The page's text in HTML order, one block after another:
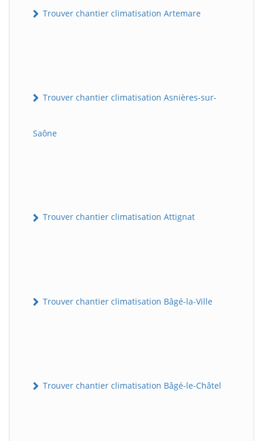
Trouver chantier climatisation Artemare
Trouver chantier climatisation Asnières-sur-
Saône
Trouver chantier climatisation Attignat
Trouver chantier climatisation Bâgé-la-Ville
Trouver chantier climatisation Bâgé-le-Châtel